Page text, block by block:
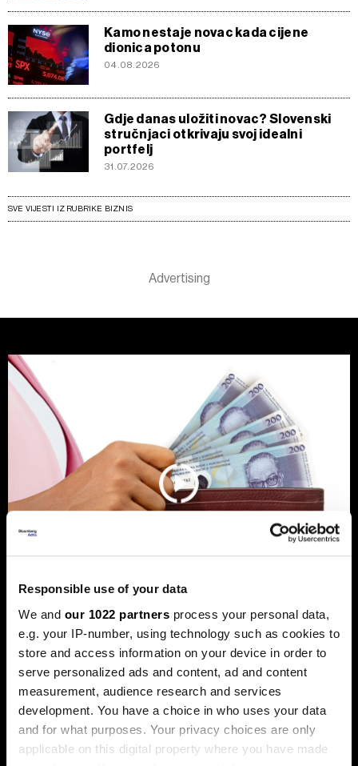
Responsible use of your data
We and our 1022 partners process your personal data,
e.g. your IP-number, using technology such as cookies to
store and access information on your device in order to
serve personalized ads and content, ad and content
measurement, audience research and services
development. You have a choice in who uses your data
and for what purposes. Your privacy choices are only
applicable on this digital property where you have made
Kamo nestaje novac kada cijene
dionica potonu
04.08.2026
Gdje danas uložiti novac? Slovenski
stručnjaci otkrivaju svoj idealni
portfelj
31.07.2026
SVE VIJESTI IZ RUBRIKE BIZNIS
Banke traže veći limit za potrošačke
kredite: Prag od 50.000 KM prenizak
Banke u Bosni i Hercegovini (BiH) traže povećanje limita za
potrošačke, odnosno nenamjenske kredite sa sadašnjih
50.000 KM, tvrdeći da taj prag više ne odgovara rastu
plata i životnih troškova.